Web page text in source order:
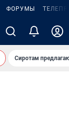
ФОРУМЫ
Сиротам